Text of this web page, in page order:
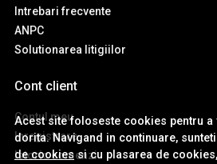
Acest site foloseste cookies pentru
dorita. Navigand in continuare,
de cookiessi cu plasarea de
Intrebari frecvente
ANPC
Solutionarea litigiilor
Cont client
Contul meu
Inregistrare
Istoric comenzi